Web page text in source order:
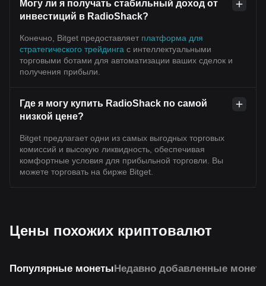
Могу ли я получать стабильный доход от
инвестиций в RadioShack?
Конечно, Bitget предоставляет платформа для
стратегического трейдинга с интеллектуальными
торговыми ботами для автоматизации ваших сделок и
получения прибыли.
Где я могу купить RadioShack по самой
низкой цене?
Bitget предлагает одни из самых выгодных торговых
комиссий и высокую ликвидность, обеспечивая
комфортные условия для прибыльной торговли. Вы
можете торговать на бирже Bitget.
Цены похожих криптовалют
Популярные монетыНедавно добавленные